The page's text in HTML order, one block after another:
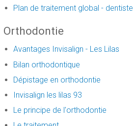
Plan de traitement global - dentiste
Orthodontie
Avantages Invisalign - Les Lilas
Bilan orthodontique
Dépistage en orthodontie
Invisalign les lilas 93
Le principe de l'orthodontie